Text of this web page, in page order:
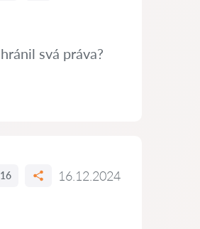
svá práva?
16 16.12.2024